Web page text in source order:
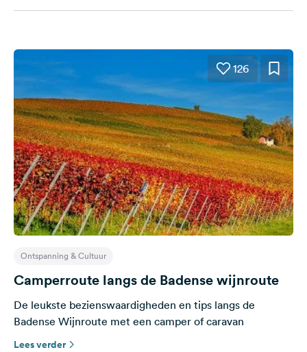
126
Ontspanning & Cultuur
Camperroute langs de Badense wijnroute
De leukste bezienswaardigheden en tips langs de
Badense Wijnroute met een camper of caravan
Lees verder